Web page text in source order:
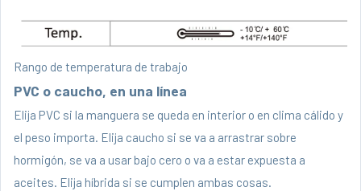
Rango de temperatura de trabajo
PVC o caucho, en una línea
Elija PVC si la manguera se queda en interior o en clima cálido y
el peso importa. Elija caucho si se va a arrastrar sobre
hormigón, se va a usar bajo cero o va a estar expuesta a
aceites. Elija híbrida si se cumplen ambas cosas.